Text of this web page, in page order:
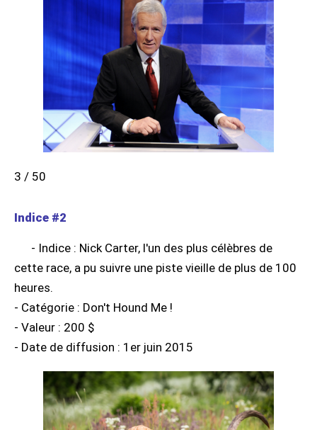
3 / 50
Indice #2
- Indice : Nick Carter, l'un des plus célèbres de
cette race, a pu suivre une piste vieille de plus de 100
heures.
- Catégorie : Don't Hound Me !
- Valeur : 200 $
- Date de diffusion : 1er juin 2015